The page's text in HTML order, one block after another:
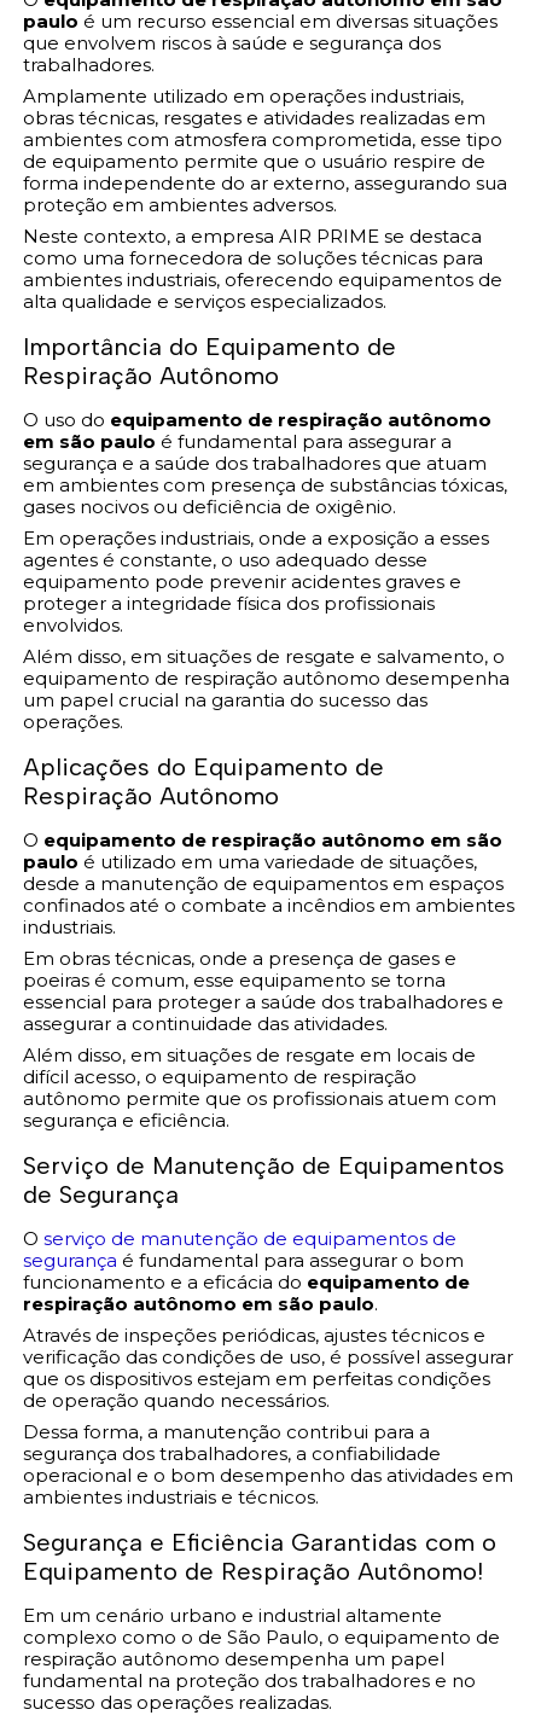
paulo é um recurso essencial em diversas situações
que envolvem riscos à saúde e segurança dos
trabalhadores.
Amplamente utilizado em operações industriais,
obras técnicas, resgates e atividades realizadas em
ambientes com atmosfera comprometida, esse tipo
de equipamento permite que o usuário respire de
forma independente do ar externo, assegurando sua
proteção em ambientes adversos.
Neste contexto, a empresa AIR PRIME se destaca
como uma fornecedora de soluções técnicas para
ambientes industriais, oferecendo equipamentos de
alta qualidade e serviços especializados.
Importância do Equipamento de
Respiração Autônomo
O uso do equipamento de respiração autônomo
em são paulo é fundamental para assegurar a
segurança e a saúde dos trabalhadores que atuam
em ambientes com presença de substâncias tóxicas,
gases nocivos ou deficiência de oxigênio.
Em operações industriais, onde a exposição a esses
agentes é constante, o uso adequado desse
equipamento pode prevenir acidentes graves e
proteger a integridade física dos profissionais
envolvidos.
Além disso, em situações de resgate e salvamento, o
equipamento de respiração autônomo desempenha
um papel crucial na garantia do sucesso das
operações.
Aplicações do Equipamento de
Respiração Autônomo
O equipamento de respiração autônomo em são
paulo é utilizado em uma variedade de situações,
desde a manutenção de equipamentos em espaços
confinados até o combate a incêndios em ambientes
industriais.
Em obras técnicas, onde a presença de gases e
poeiras é comum, esse equipamento se torna
essencial para proteger a saúde dos trabalhadores e
assegurar a continuidade das atividades.
Além disso, em situações de resgate em locais de
difícil acesso, o equipamento de respiração
autônomo permite que os profissionais atuem com
segurança e eficiência.
Serviço de Manutenção de Equipamentos
de Segurança
Oserviço de manutenção de equipamentos de
segurança é fundamental para assegurar o bom
funcionamento e a eficácia do equipamento de
respiração autônomo em são paulo.
Através de inspeções periódicas, ajustes técnicos e
verificação das condições de uso, é possível assegurar
que os dispositivos estejam em perfeitas condições
de operação quando necessários.
Dessa forma, a manutenção contribui para a
segurança dos trabalhadores, a confiabilidade
operacional e o bom desempenho das atividades em
ambientes industriais e técnicos.
Segurança e Eficiência Garantidas com o
Equipamento de Respiração Autônomo!
Em um cenário urbano e industrial altamente
complexo como o de São Paulo, o equipamento de
respiração autônomo desempenha um papel
fundamental na proteção dos trabalhadores e no
sucesso das operações realizadas.